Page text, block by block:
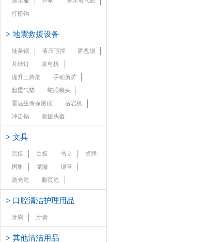
打捞钩
> 地震救援设备
链条锯 液压頂撑
圆盘锯
月球灯
发电机
提升三脚架
手动剪扩
起重气垫
蛇眼镜头
雷达生命探测仪
凿岩机
冲击钻
救援头盔
> 文具
黑板 白板 书立
桌牌
国旗
党徽
铆管
激光笔
翻页笔
> 口腔清洁护理用品
牙刷 牙膏
> 其他清洁用品